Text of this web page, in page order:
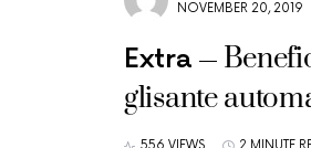
NOVEMBER 20, 2019
Extra
glisante